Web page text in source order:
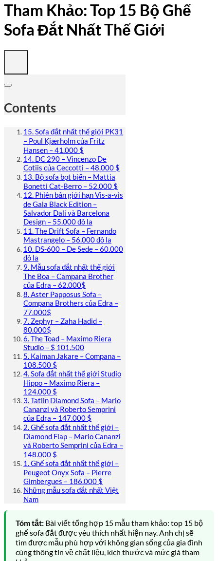
Tham Khảo: Top 15 Bộ Ghế
Sofa Đắt Nhất Thế Giới
Contents
15. Sofa đắt nhất thế giới PK31
– Poul Kjærholm của Fritz
Hansen – 41.000 $
14. DC 290 – Vincenzo De
Cotiis của Ceccotti – 48.000 $
13. Bộ sofa bọt biển – Mattia
Bonetti Cat-Berro – 52.000 $
12. Phiên bản giới hạn Vis-a-vis
de Gala Black Edition –
Salvador Dali và Barcelona
Design – 55.000 đô la
11. The Drift Sofa – Fernando
Mastrangelo – 56.000 đô la
10. DS-600 – De Sede – 60.000
đô la
9. Mẫu sofa đắt nhất thế giới
The Boa – Campana Brother
của Edra – 62.000$
8. Aster Papposus Sofa –
Compana Brothers của Edra –
77.000$
7. Zephyr – Zaha Hadid –
80.000$
6. The Toad – Maximo Riera
Studio – $ 101.500
5. Kaiman Jakare – Compana –
108.500 $
4. Sofa đắt nhất thế giới Studio
Hippo – Maximo Riera –
124.000 $
3. Tatlin Diamond Sofa – Mario
Cananzi và Roberto Semprini
của Edra – 147.000 $
2. Ghế sofa đắt nhất thế giới –
Diamond Flap – Mario Cananzi
và Roberto Semprini của Edra –
148.000 $
1. Ghế sofa đắt nhất thế giới –
Peugeot Onyx Sofa – Pierre
Gimbergues – 186.000 $
Những mẫu sofa đắt nhất Việt
Nam
Tóm tắt: Bài viết tổng hợp 15 mẫu tham khảo: top 15 bộ
ghế sofa đắt được yêu thích nhất hiện nay. Anh chị sẽ
tìm được mẫu phù hợp với không gian sống của gia đình
cùng thông tin về chất liệu, kích thước và mức giá tham